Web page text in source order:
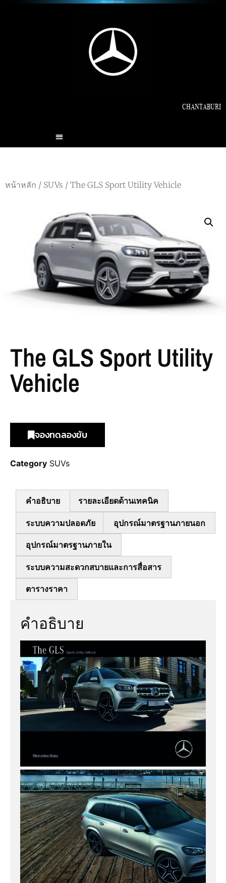
CHANTABURI
หน้าหลัก / SUVs / The GLS Sport Utility Vehicle
The GLS Sport Utility
Vehicle
จองทดลองขับ
Category SUVs
คำอธิบาย รายละเอียดด้านเทคนิค
ระบบความปลอดภัย อุปกรณ์มาตรฐานภายนอก
อุปกรณ์มาตรฐานภายใน
ระบบความสะดวกสบายและการสื่อสาร
ตารางราคา
คำอธิบาย